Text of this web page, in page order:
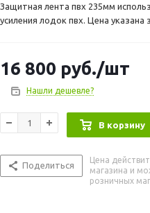
Защитная лента пвх 235мм
усиления лодок пвх. Цена
лодки.
16 800 руб./шт
Нашли дешевле?
В корзину
Поделиться
Цена
магазина и
розничных